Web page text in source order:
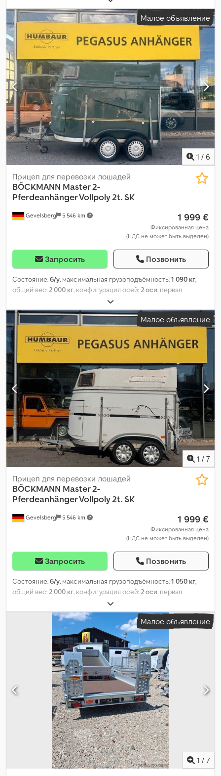
Малое объявление
1 / 6
Gevelsberg 5 546 km
Прицеп для перевозки лошадей
BÖCKMANN Master 2-
Pferdeanhänger Vollpoly 2t. SK
1 999 €
Фиксированная цена
(НДС не может быть выделен)
Запросить Позвонить
Состояние:б/у, максимальная грузоподъёмность:1 090 кг,
общий вес:2 000 кг, конфигурация осей:2 оси, первая
, следующая проверка (TÜV):
длина грузового отсека:3 260 мм, ширина пространства для
загрузки:
1 690 мм, высота грузового отсека:2 300 мм, общая
ширина:
2 230 мм
Малое объявление
1 / 7
Gevelsberg 5 546 km
Прицеп для перевозки лошадей
BÖCKMANN Master 2-
Pferdeanhänger Vollpoly 2t. SK
1 999 €
Фиксированная цена
(НДС не может быть выделен)
Запросить Позвонить
Состояние:б/у, максимальная грузоподъёмность:1 050 кг,
общий вес: 2 000 кг , конфигурация осей: 2 оси , первая
, следующая проверка (TÜV):
длина грузового отсека:3 260 мм, ширина пространства для
1 690 мм , высота грузового отсека:2 300 мм, общая
2 230 мм, общая высота: 2 730 мм,
Малое объявление
1 / 7